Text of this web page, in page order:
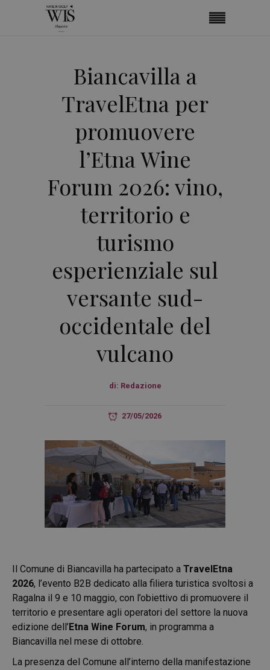
Biancavilla a
TravelEtna per
promuovere
l’Etna Wine
Forum 2026: vino,
territorio e
turismo
esperienziale sul
versante sud-
occidentale del
vulcano
di: Redazione
27/05/2026
Il Comune di Biancavilla ha partecipato a TravelEtna
2026, l’evento B2B dedicato alla filiera turistica svoltosi a
Ragalna il 9 e 10 maggio, con l’obiettivo di promuovere il
territorio e presentare agli operatori del settore la nuova
edizione dell’Etna Wine Forum, in programma a
Biancavilla nel mese di ottobre.
La presenza del Comune all’interno della manifestazione